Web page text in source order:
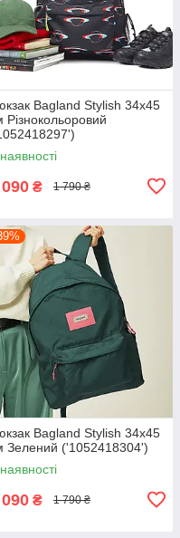
Bagland Stylish 34х45
Різнокольоровий
₴ 1 790 ₴
Bagland Stylish 34х45
Зелений ('1052418304')
₴ 1 790 ₴